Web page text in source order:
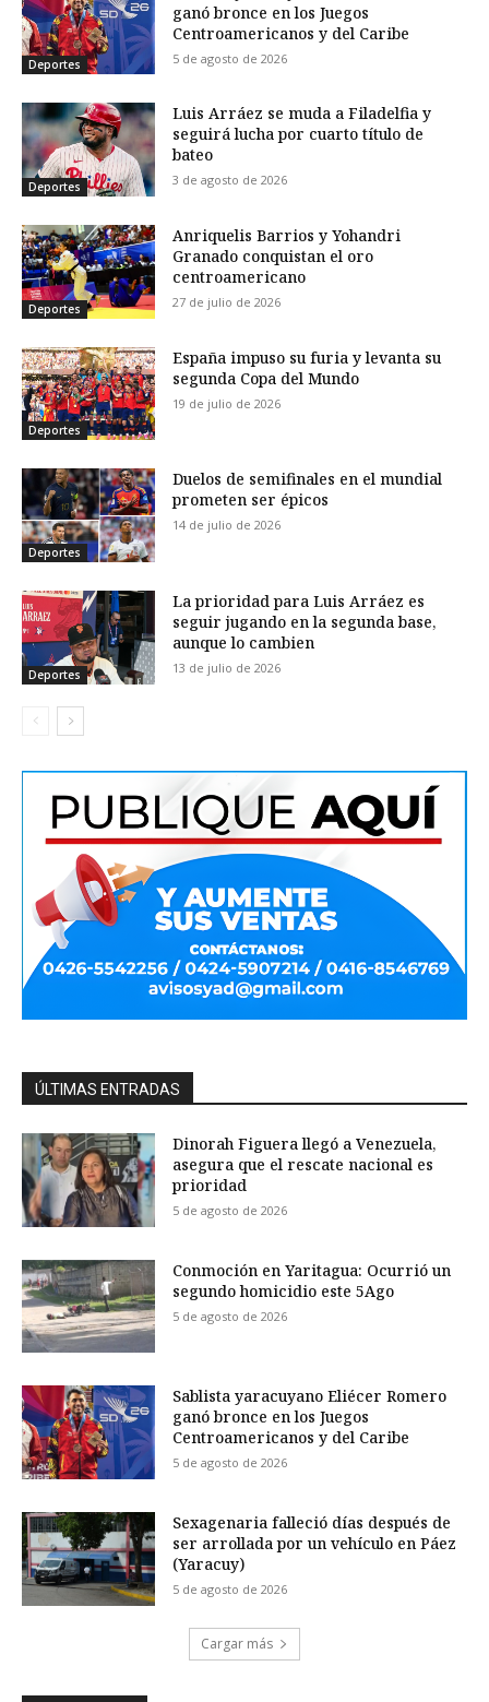
Deportes
ganó bronce en los Juegos
Centroamericanos y del Caribe
5 de agosto de 2026
Deportes
Luis Arráez se muda a Filadelfia y
seguirá lucha por cuarto título de
bateo
3 de agosto de 2026
Deportes
Anriquelis Barrios y Yohandri
Granado conquistan el oro
centroamericano
27 de julio de 2026
Deportes
España impuso su furia y levanta su
segunda Copa del Mundo
19 de julio de 2026
Deportes
Duelos de semifinales en el mundial
prometen ser épicos
14 de julio de 2026
Deportes
La prioridad para Luis Arráez es
seguir jugando en la segunda base,
aunque lo cambien
13 de julio de 2026
ÚLTIMAS ENTRADAS
Dinorah Figuera llegó a Venezuela,
asegura que el rescate nacional es
prioridad
5 de agosto de 2026
Conmoción en Yaritagua: Ocurrió un
segundo homicidio este 5Ago
5 de agosto de 2026
Sablista yaracuyano Eliécer Romero
ganó bronce en los Juegos
Centroamericanos y del Caribe
5 de agosto de 2026
Sexagenaria falleció días después de
ser arrollada por un vehículo en Páez
(Yaracuy)
5 de agosto de 2026
Cargar más